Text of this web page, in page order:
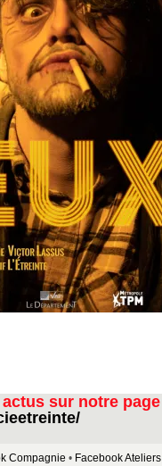
sur notre page
Compagnie Facebook Ateliers